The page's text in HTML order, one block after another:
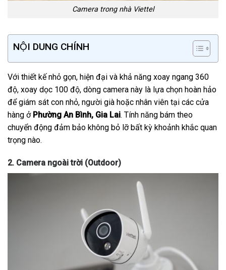
Camera trong nhà Viettel
NỘI DUNG CHÍNH
Với thiết kế nhỏ gọn, hiện đại và khả năng xoay ngang 360
độ, xoay dọc 100 độ, dòng camera này là lựa chọn hoàn hảo
để giám sát con nhỏ, người già hoặc nhân viên tại các cửa
hàng ở Phường An Bình, Gia Lai. Tính năng bám theo
chuyển động đảm bảo không bỏ lỡ bất kỳ khoảnh khắc quan
trọng nào.
2. Camera ngoài trời (Outdoor)